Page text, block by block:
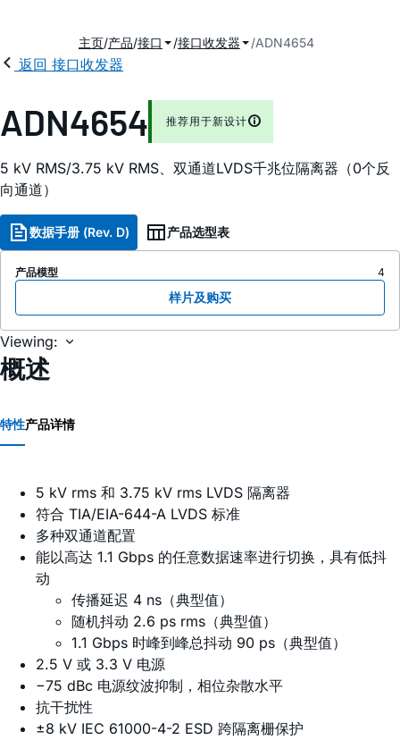
主页 产品 接口 接口收发器 ADN4654
返回 接口收发器
ADN4654 推荐用于新设计
5 kV RMS/3.75 kV RMS、双通道LVDS千兆位隔离器（0个反
向通道）
数据手册 (Rev. D) 产品选型表
产品模型 4
样片及购买
Viewing:
概述
特性产品详情
5 kV rms 和 3.75 kV rms LVDS 隔离器
符合 TIA/EIA-644-A LVDS 标准
多种双通道配置
能以高达 1.1 Gbps 的任意数据速率进行切换，具有低抖
动
传播延迟 4 ns（典型值）
随机抖动 2.6 ps rms（典型值）
1.1 Gbps 时峰到峰总抖动 90 ps（典型值）
2.5 V 或 3.3 V 电源
−75 dBc 电源纹波抑制，相位杂散水平
抗干扰性
±8 kV IEC 61000-4-2 ESD 跨隔离栅保护